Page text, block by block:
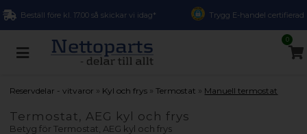
Beställ före kl. 17.00 så skickar vi idag* Trygg E-handel certifierad
0
Reservdelar - vitvaror » Kyl och frys »Termostat » Manuell termostat
Termostat, AEG kyl och frys
Betyg förTermostat, AEG kyl och frys